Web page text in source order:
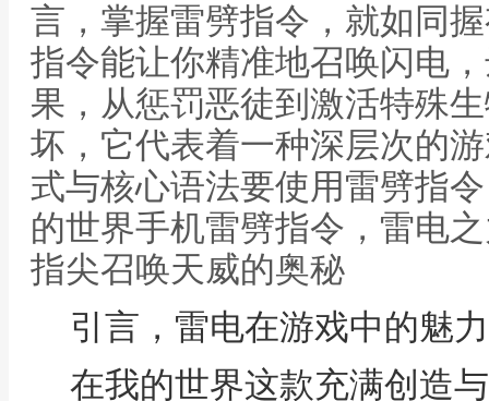
言，掌握雷劈指令，就如同
指令能让你精准地召唤闪电
果，从惩罚恶徒到激活特殊
坏，它代表着一种深层次的
式与核心语法要使用雷劈指
的世界手机雷劈指令，雷电
指尖召唤天威的奥秘
引言，雷电在游戏中的魅力
在我的世界这款充满创造